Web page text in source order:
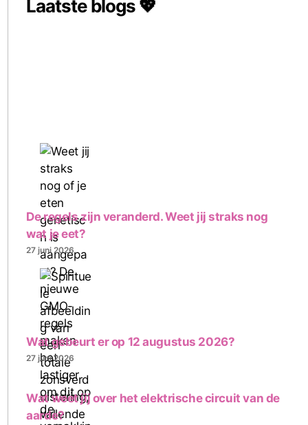
Laatste blogs 💖
De regels zijn veranderd. Weet jij straks nog
wat je eet?
27 juni 2026
Wat gebeurt er op 12 augustus 2026?
27 juni 2026
Wat weet jij over het elektrische circuit van de
aarde?